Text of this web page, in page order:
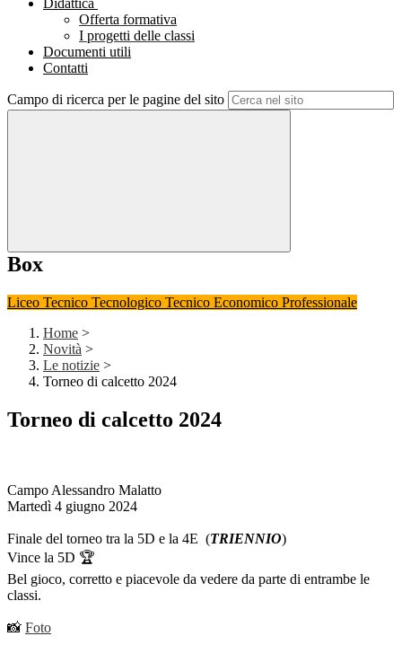
Didattica
Offerta formativa
I progetti delle classi
Documenti utili
Contatti
Campo di ricerca per le pagine del sito
Box
Liceo Tecnico Tecnologico Tecnico Economico Professionale
Home >
Novità >
Le notizie >
Torneo di calcetto 2024
Torneo di calcetto 2024
Campo Alessandro Malatto
Martedì 4 giugno 2024
Finale del torneo tra la 5D e la 4E (TRIENNIO)
Vince la 5D 🏆
Bel gioco, corretto e piacevole da vedere da parte di entrambe le
classi.
📸 Foto